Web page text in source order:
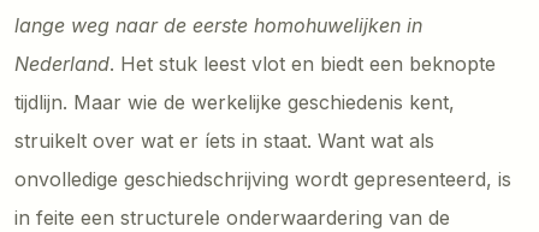
lange weg naar de eerste homohuwelijken in
Nederland. Het stuk leest vlot en biedt een beknopte
tijdlijn. Maar wie de werkelijke geschiedenis kent,
struikelt over wat er íets in staat. Want wat als
onvolledige geschiedschrijving wordt gepresenteerd, is
in feite een structurele onderwaardering van de